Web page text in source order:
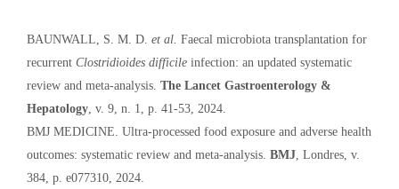
BAUNWALL, S. M. D. et al. Faecal microbiota transplantation for
recurrent Clostridioides difficile infection: an updated systematic
review and meta-analysis. The Lancet Gastroenterology &
Hepatology, v. 9, n. 1, p. 41-53, 2024.
BMJ MEDICINE. Ultra-processed food exposure and adverse health
outcomes: systematic review and meta-analysis. BMJ, Londres, v.
384, p. e077310, 2024.